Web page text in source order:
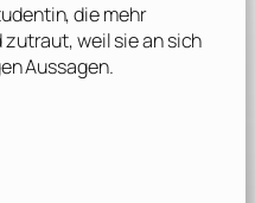
die mehr
weil sie an sich
Aussagen.